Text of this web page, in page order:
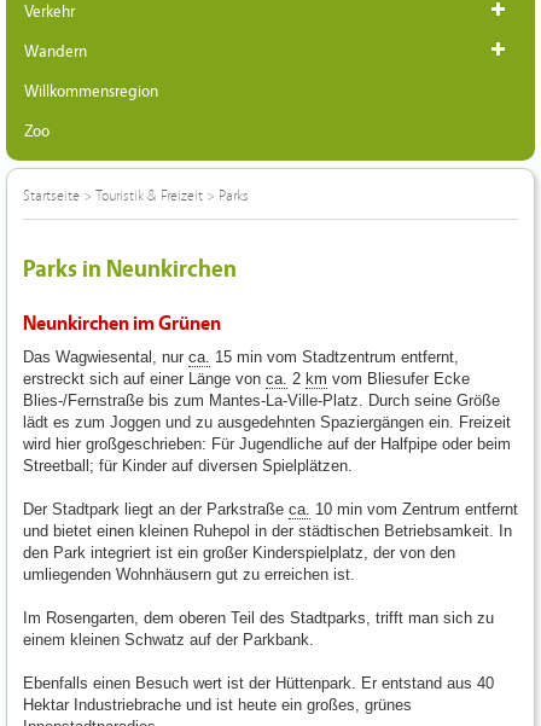
Verkehr
Wandern
Willkommensregion
Zoo
Startseite > Touristik & Freizeit > Parks
Parks in Neunkirchen
Neunkirchen im Grünen
Das Wagwiesental, nur ca. 15 min vom Stadtzentrum entfernt,
erstreckt sich auf einer Länge von ca. 2 km vom Bliesufer Ecke
Blies-/Fernstraße bis zum Mantes-La-Ville-Platz. Durch seine Größe
lädt es zum Joggen und zu ausgedehnten Spaziergängen ein. Freizeit
wird hier großgeschrieben: Für Jugendliche auf der Halfpipe oder beim
Streetball; für Kinder auf diversen Spielplätzen.
Der Stadtpark liegt an der Parkstraße ca. 10 min vom Zentrum entfernt
und bietet einen kleinen Ruhepol in der städtischen Betriebsamkeit. In
den Park integriert ist ein großer Kinderspielplatz, der von den
umliegenden Wohnhäusern gut zu erreichen ist.
Im Rosengarten, dem oberen Teil des Stadtparks, trifft man sich zu
einem kleinen Schwatz auf der Parkbank.
Ebenfalls einen Besuch wert ist der Hüttenpark. Er entstand aus 40
Hektar Industriebrache und ist heute ein großes, grünes